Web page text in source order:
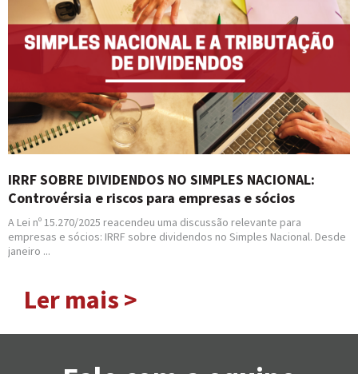
IRRF SOBRE DIVIDENDOS NO SIMPLES NACIONAL:
Controvérsia e riscos para empresas e sócios
A Lei nº 15.270/2025 reacendeu uma discussão relevante para
empresas e sócios: IRRF sobre dividendos no Simples Nacional. Desde
janeiro ...
Ler mais >